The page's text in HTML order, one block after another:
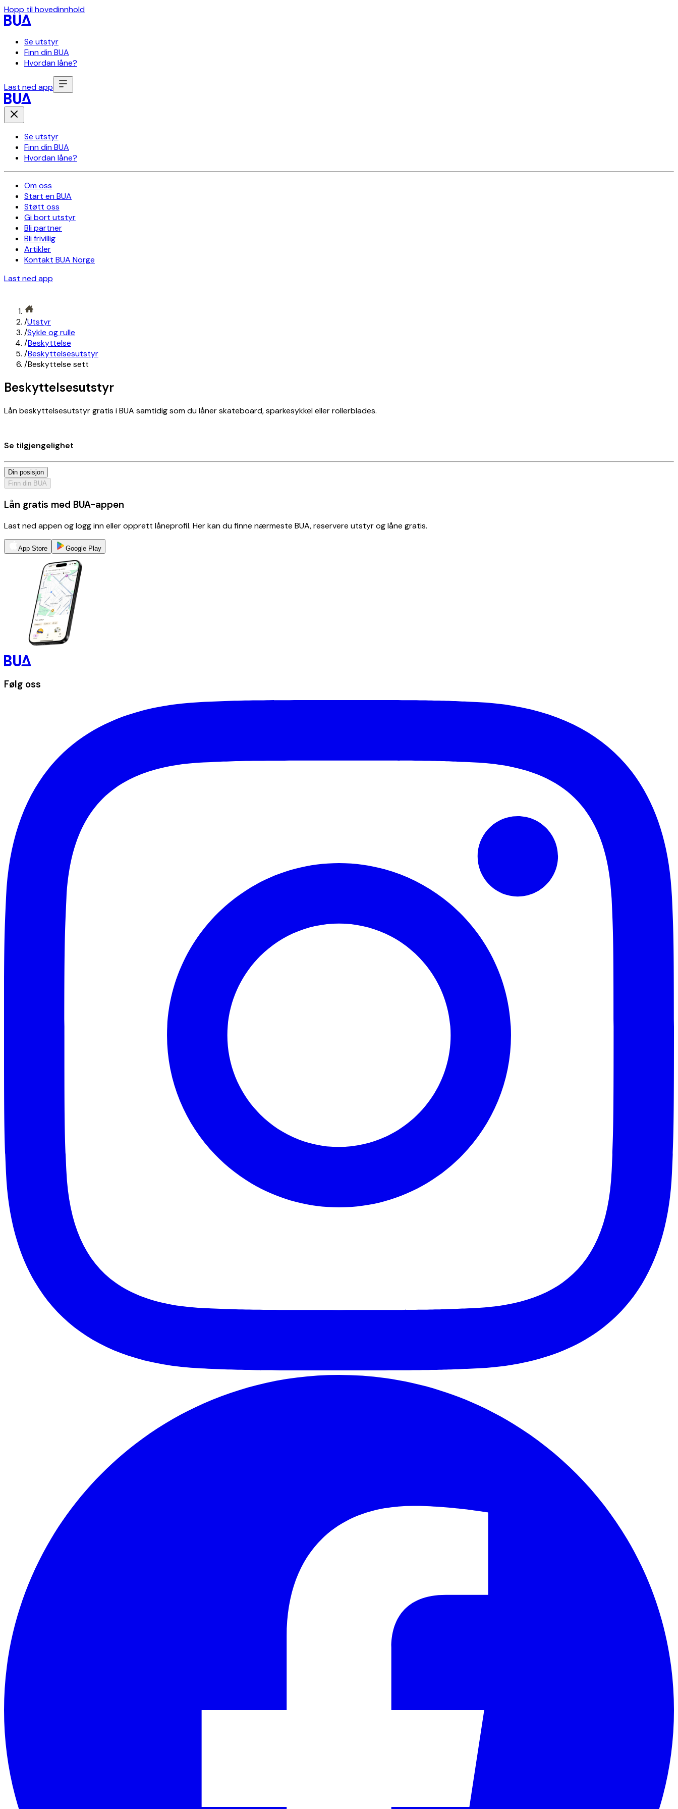
Hopp til hovedinnhold
Se utstyr
Finn din BUA
Hvordan låne?
Last ned app
Se utstyr
Finn din BUA
Hvordan låne?
Om oss
Start en BUA
Støtt oss
Gi bort utstyr
Bli partner
Bli frivillig
Artikler
Kontakt BUA Norge
Last ned app
/Utstyr
/Sykle og rulle
/Beskyttelse
/Beskyttelsesutstyr
/Beskyttelse sett
Beskyttelsesutstyr
Lån beskyttelsesutstyr gratis i BUA samtidig som du låner skateboard, sparkesykkel eller rollerblades.
Se tilgjengelighet
Din posisjon
Finn din BUA
Lån gratis med BUA-appen
Last ned appen og logg inn eller opprett låneprofil. Her kan du finne nærmeste BUA, reservere utstyr og låne gratis.
App Store Google Play
Følg oss